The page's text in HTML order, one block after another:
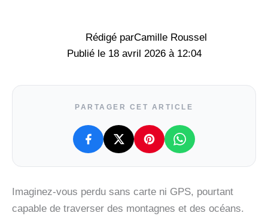
Rédigé parCamille Roussel
18 avril 2026 à 12:04
PARTAGER CET ARTICLE
Imaginez-vous perdu sans carte ni GPS, pourtant
capable de traverser des montagnes et des océans.